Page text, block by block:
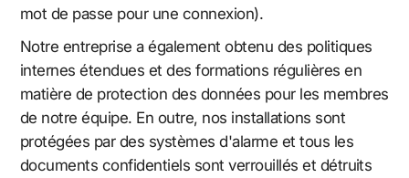
mot de passe pour une connexion).
Notre entreprise a également obtenu des politiques
internes étendues et des formations régulières en
matière de protection des données pour les membres
de notre équipe. En outre, nos installations sont
protégées par des systèmes d'alarme et tous les
documents confidentiels sont verrouillés et détruits